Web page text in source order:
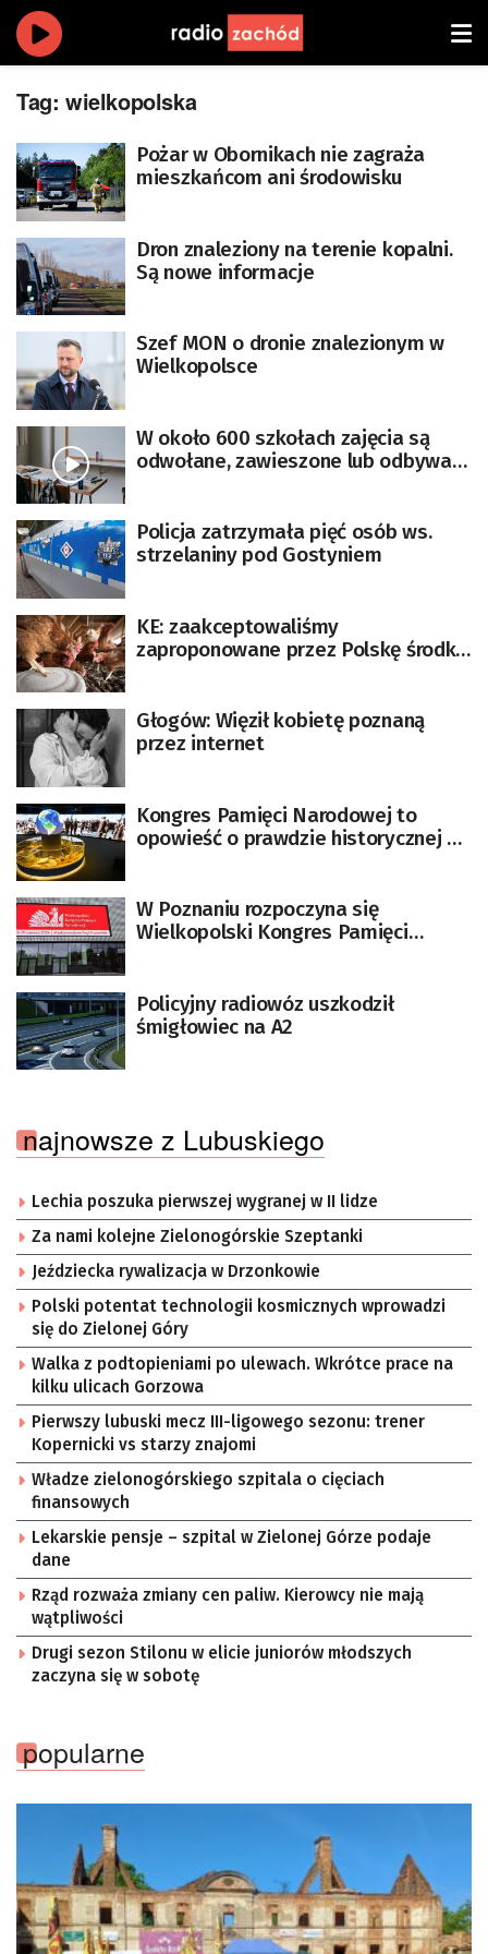
Tag: wielkopolska
Pożar w Obornikach nie zagraża
mieszkańcom ani środowisku
Dron znaleziony na terenie kopalni.
Są nowe informacje
Szef MON o dronie znalezionym w
Wielkopolsce
W około 600 szkołach zajęcia są
odwołane, zawieszone lub odbywają
Policja zatrzymała pięć osób ws.
strzelaniny pod Gostyniem
KE: zaakceptowaliśmy
zaproponowane przez Polskę środki
Głogów: Więził kobietę poznaną
przez internet
Kongres Pamięci Narodowej to
opowieść o prawdzie historycznej w
W Poznaniu rozpoczyna się
Wielkopolski Kongres Pamięci
Policyjny radiowóz uszkodził
śmigłowiec na A2
najnowsze z Lubuskiego
Lechia poszuka pierwszej wygranej w II lidze
Za nami kolejne Zielonogórskie Szeptanki
Jeździecka rywalizacja w Drzonkowie
Polski potentat technologii kosmicznych wprowadzi
się do Zielonej Góry
Walka z podtopieniami po ulewach. Wkrótce prace na
kilku ulicach Gorzowa
Pierwszy lubuski mecz III-ligowego sezonu: trener
Kopernicki vs starzy znajomi
Władze zielonogórskiego szpitala o cięciach
finansowych
Lekarskie pensje – szpital w Zielonej Górze podaje
dane
Rząd rozważa zmiany cen paliw. Kierowcy nie mają
wątpliwości
Drugi sezon Stilonu w elicie juniorów młodszych
zaczyna się w sobotę
popularne